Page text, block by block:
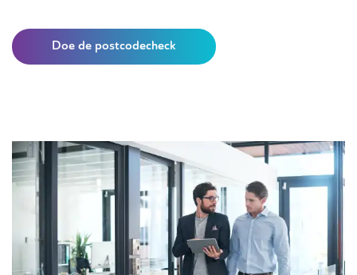
Doe de postcodecheck